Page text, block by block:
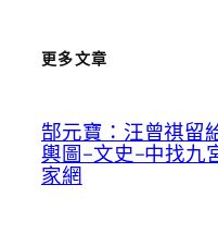
更多文章
郜元寶：汪曾祺留
輿圖–文史–中找九
家網